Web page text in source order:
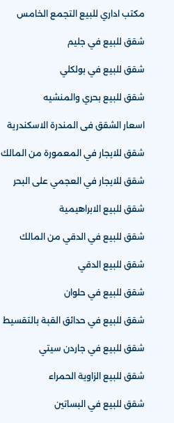
مكتب اداري للبيع التجمع الخامس
شقق للبيع في جليم
شقق للبيع في بولكلي
شقق للبيع بحري والمنشيه
اسعار الشقق فى المندرة الاسكندرية
شقق للايجار في المعمورة من المالك
شقق للايجار في العجمي على البحر
شقق للبيع الابراهيمية
شقق للبيع في الدقي من المالك
شقق للبيع الدقي
شقق للبيع في حلوان
شقق للبيع في حدائق القبة بالتقسيط
شقق للبيع في جاردن سيتي
شقق للبيع الزاوية الحمراء
شقق للبيع في البساتين